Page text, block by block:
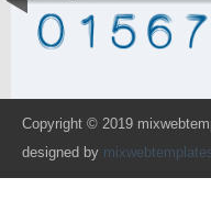
Copyright © 2019
designed by